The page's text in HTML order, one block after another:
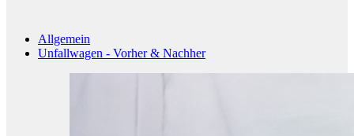
Allgemein
Unfallwagen - Vorher & Nachher